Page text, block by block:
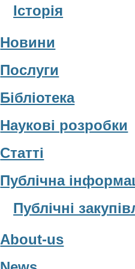
Історія
Новини
Послуги
Бібліотека
Наукові розробки
Статті
Публічна
Публічні
About-us